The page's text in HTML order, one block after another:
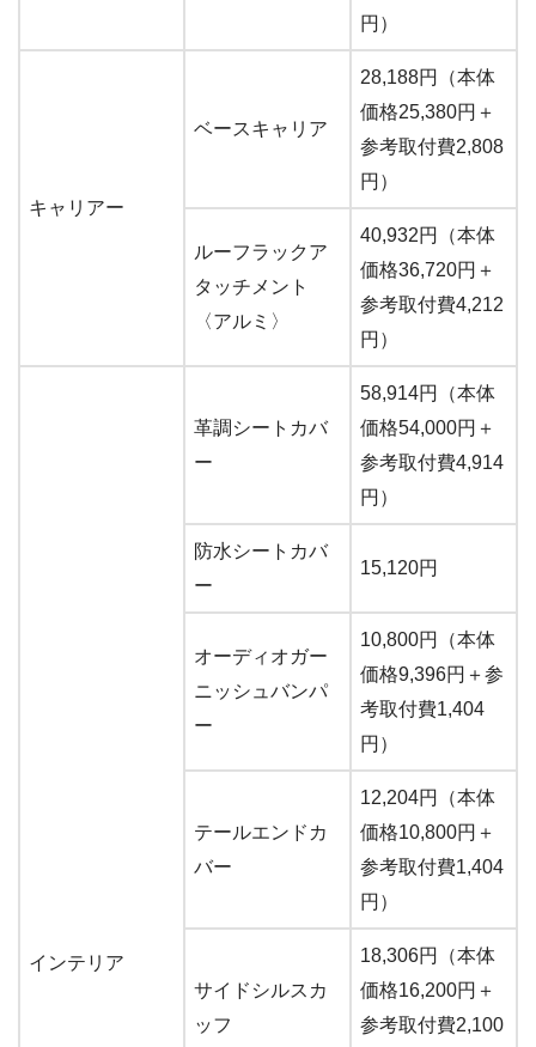
円）
キャリアー
ベースキャリア
28,188円（本体
価格25,380円＋
参考取付費2,808
円）
ルーフラックア
タッチメント
〈アルミ〉
40,932円（本体
価格36,720円＋
参考取付費4,212
円）
インテリア
革調シートカバ
ー
58,914円（本体
価格54,000円＋
参考取付費4,914
円）
防水シートカバ
ー
15,120円
オーディオガー
ニッシュバンパ
ー
10,800円（本体
価格9,396円＋参
考取付費1,404
円）
テールエンドカ
バー
12,204円（本体
価格10,800円＋
参考取付費1,404
円）
サイドシルスカ
ッフ
18,306円（本体
価格16,200円＋
参考取付費2,100